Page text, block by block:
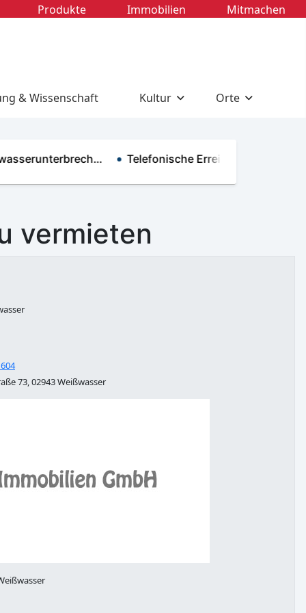
Produkte Immobilien Mitmachen
& Wissenschaft Kultur Orte
Telefonische Erreichbarkeit im R…
vermieten
73, 02943 Weißwasser